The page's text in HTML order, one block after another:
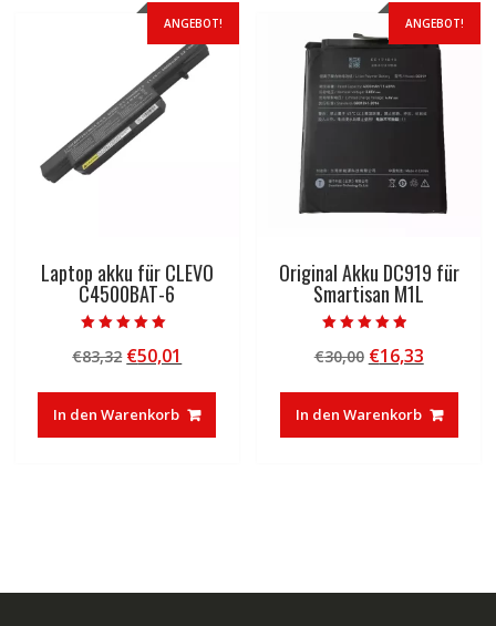
ANGEBOT!
Laptop akku für CLEVO
C4500BAT-6
5.00
von 5
€83,32 Ursprünglicher
war:
€83,32
€50,01
ist:
€50,01.
In den Warenkorb
ANGEBOT!
Original Akku DC919 für
Smartisan M1L
4.50
von 5
€30,00 Ursprünglicher
war:
€30,00
€16,33
ist:
€16,33.
In den Warenkorb